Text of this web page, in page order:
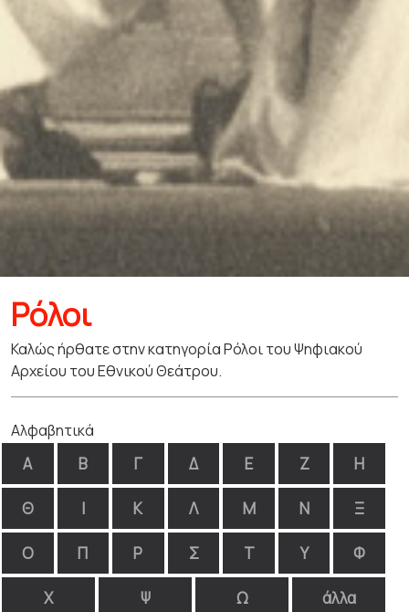
Ρόλοι
Καλώς ήρθατε στην κατηγορία Ρόλοι του Ψηφιακού
Αρχείου του Εθνικού Θεάτρου.
Αλφαβητικά
Α Β Γ Δ Ε Ζ Η
Θ Ι Κ Λ Μ Ν Ξ
Ο Π Ρ Σ Τ Υ Φ
Χ Ψ Ω άλλα